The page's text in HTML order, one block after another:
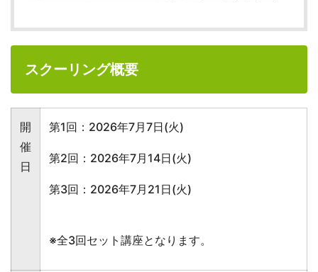
スクーリング概要
開
催
日
第1回：2026年7月7日(火)
第2回：2026年7月14日(火)
第3回：2026年7月21日(火)
※全3回セット講座となります。